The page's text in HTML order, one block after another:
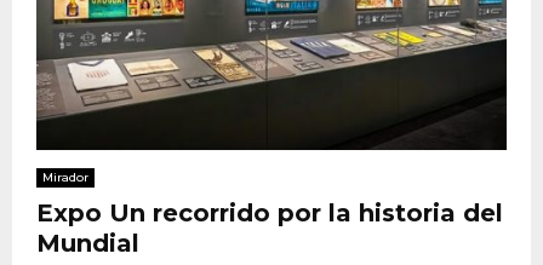
Mirador
Expo Un recorrido por la historia del
Mundial